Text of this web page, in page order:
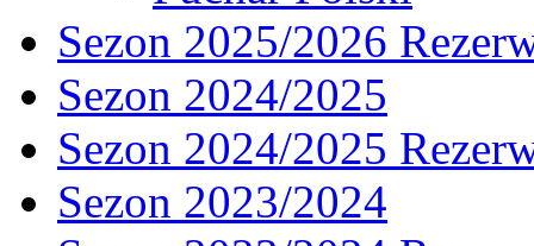
Sezon 2025/2026
Sezon 2024/2025
Sezon 2024/2025
Sezon 2023/2024